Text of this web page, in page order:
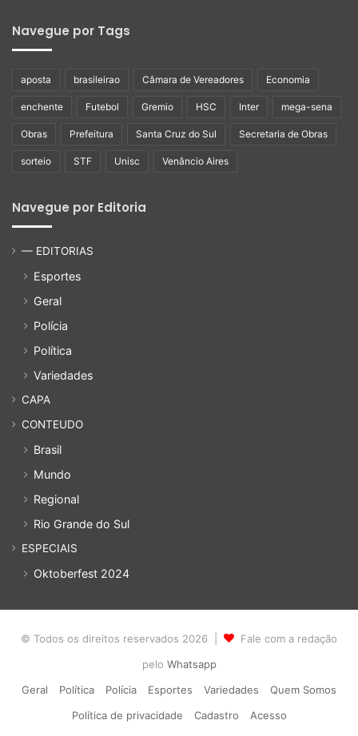
Navegue por Tags
aposta brasileirao Câmara de Vereadores Economia
enchente Futebol Gremio HSC Inter mega-sena
Obras Prefeitura Santa Cruz do Sul Secretaria de Obras
sorteio STF Unisc Venâncio Aires
Navegue por Editoria
— EDITORIAS
Esportes
Geral
Polícia
Política
Variedades
CAPA
CONTEUDO
Brasil
Mundo
Regional
Rio Grande do Sul
ESPECIAIS
Oktoberfest 2024
© Todos os direitos reservados 2026 |
Fale com a redação
pelo Whatsapp
Geral
Política Polícia Esportes Variedades
Quem Somos
Política de privacidade
Cadastro Acesso